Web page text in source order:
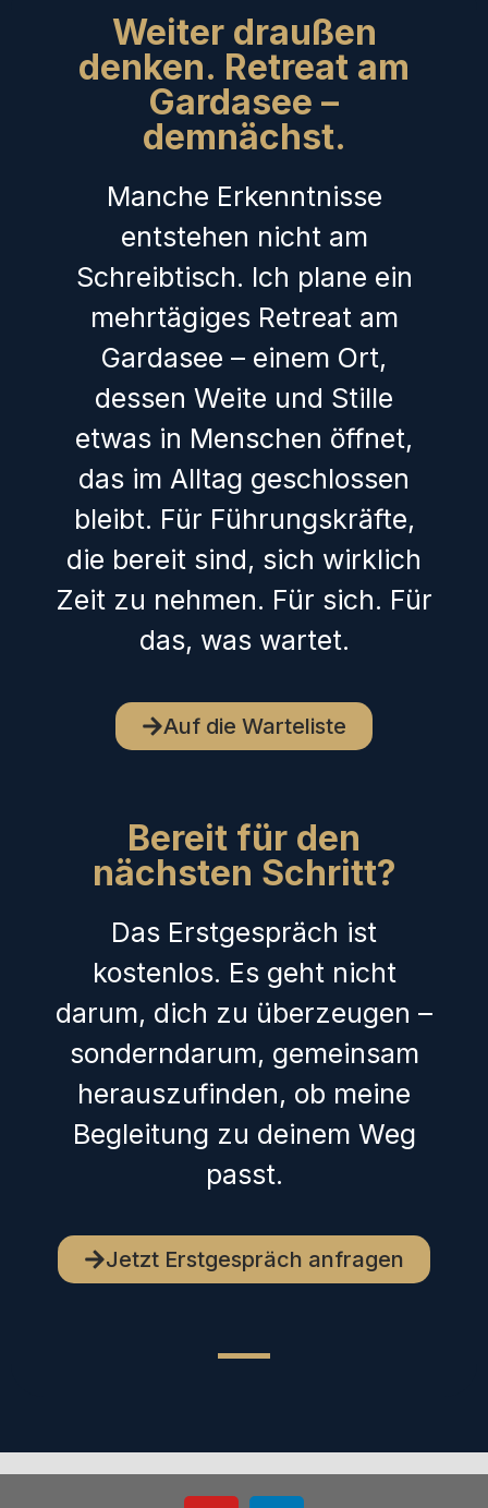
Weiter draußen
denken. Retreat am
Gardasee –
demnächst.
Manche Erkenntnisse
entstehen nicht am
Schreibtisch. Ich plane ein
mehrtägiges Retreat am
Gardasee – einem Ort,
dessen Weite und Stille
etwas in Menschen öffnet,
das im Alltag geschlossen
bleibt. Für Führungskräfte,
die bereit sind, sich wirklich
Zeit zu nehmen. Für sich. Für
das, was wartet.
Auf die Warteliste
Bereit für den
nächsten Schritt?
Das Erstgespräch ist
kostenlos. Es geht nicht
darum, dich zu überzeugen –
sonderndarum, gemeinsam
herauszufinden, ob meine
Begleitung zu deinem Weg
passt.
Jetzt Erstgespräch anfragen